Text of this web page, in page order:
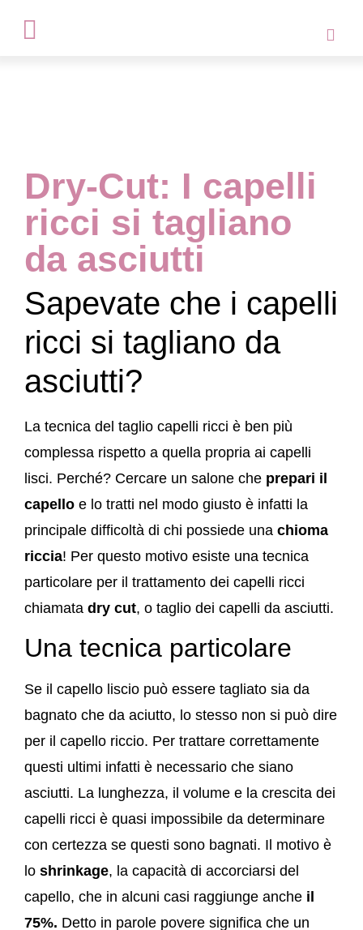
Dry-Cut: I capelli
ricci si tagliano
da asciutti
Sapevate che i capelli
ricci si tagliano da
asciutti?
La tecnica del taglio capelli ricci è ben più
complessa rispetto a quella propria ai capelli
lisci. Perché? Cercare un salone che prepari il
capello e lo tratti nel modo giusto è infatti la
principale difficoltà di chi possiede una chioma
riccia! Per questo motivo esiste una tecnica
particolare per il trattamento dei capelli ricci
chiamata dry cut, o taglio dei capelli da asciutti.
Una tecnica particolare
Se il capello liscio può essere tagliato sia da
bagnato che da aciutto, lo stesso non si può dire
per il capello riccio. Per trattare correttamente
questi ultimi infatti è necessario che siano
asciutti. La lunghezza, il volume e la crescita dei
capelli ricci è quasi impossibile da determinare
con certezza se questi sono bagnati. Il motivo è
lo shrinkage, la capacità di accorciarsi del
capello, che in alcuni casi raggiunge anche il
75%. Detto in parole povere significa che un